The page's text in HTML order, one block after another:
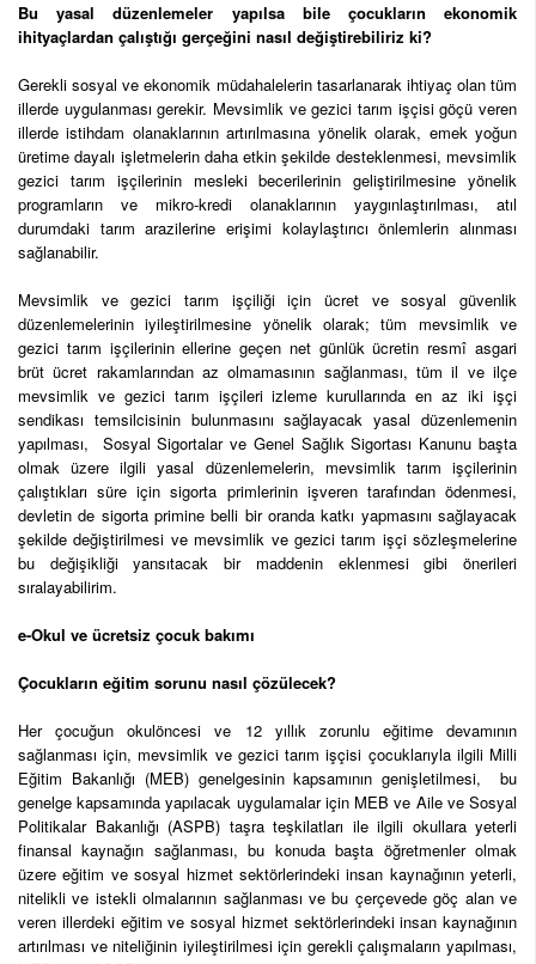
Bu yasal düzenlemeler yapılsa bile çocukların ekonomik
ihityaçlardan çalıştığı gerçeğini nasıl değiştirebiliriz ki?
Gerekli sosyal ve ekonomik müdahalelerin tasarlanarak ihtiyaç olan tüm
illerde uygulanması gerekir. Mevsimlik ve gezici tarım işçisi göçü veren
illerde istihdam olanaklarının artırılmasına yönelik olarak, emek yoğun
üretime dayalı işletmelerin daha etkin şekilde desteklenmesi, mevsimlik
gezici tarım işçilerinin mesleki becerilerinin geliştirilmesine yönelik
programların ve mikro-kredi olanaklarının yaygınlaştırılması, atıl
durumdaki tarım arazilerine erişimi kolaylaştırıcı önlemlerin alınması
sağlanabilir.
Mevsimlik ve gezici tarım işçiliği için ücret ve sosyal güvenlik
düzenlemelerinin iyileştirilmesine yönelik olarak; tüm mevsimlik ve
gezici tarım işçilerinin ellerine geçen net günlük ücretin resmî asgari
brüt ücret rakamlarından az olmamasının sağlanması, tüm il ve ilçe
mevsimlik ve gezici tarım işçileri izleme kurullarında en az iki işçi
sendikası temsilcisinin bulunmasını sağlayacak yasal düzenlemenin
yapılması, Sosyal Sigortalar ve Genel Sağlık Sigortası Kanunu başta
olmak üzere ilgili yasal düzenlemelerin, mevsimlik tarım işçilerinin
çalıştıkları süre için sigorta primlerinin işveren tarafından ödenmesi,
devletin de sigorta primine belli bir oranda katkı yapmasını sağlayacak
şekilde değiştirilmesi ve mevsimlik ve gezici tarım işçi sözleşmelerine
bu değişikliği yansıtacak bir maddenin eklenmesi gibi önerileri
sıralayabilirim.
e-Okul ve ücretsiz çocuk bakımı
Çocukların eğitim sorunu nasıl çözülecek?
Her çocuğun okulöncesi ve 12 yıllık zorunlu eğitime devamının
sağlanması için, mevsimlik ve gezici tarım işçisi çocuklarıyla ilgili Milli
Eğitim Bakanlığı (MEB) genelgesinin kapsamının genişletilmesi, bu
genelge kapsamında yapılacak uygulamalar için MEB ve Aile ve Sosyal
Politikalar Bakanlığı (ASPB) taşra teşkilatları ile ilgili okullara yeterli
finansal kaynağın sağlanması, bu konuda başta öğretmenler olmak
üzere eğitim ve sosyal hizmet sektörlerindeki insan kaynağının yeterli,
nitelikli ve istekli olmalarının sağlanması ve bu çerçevede göç alan ve
veren illerdeki eğitim ve sosyal hizmet sektörlerindeki insan kaynağının
artırılması ve niteliğinin iyileştirilmesi için gerekli çalışmaların yapılması,